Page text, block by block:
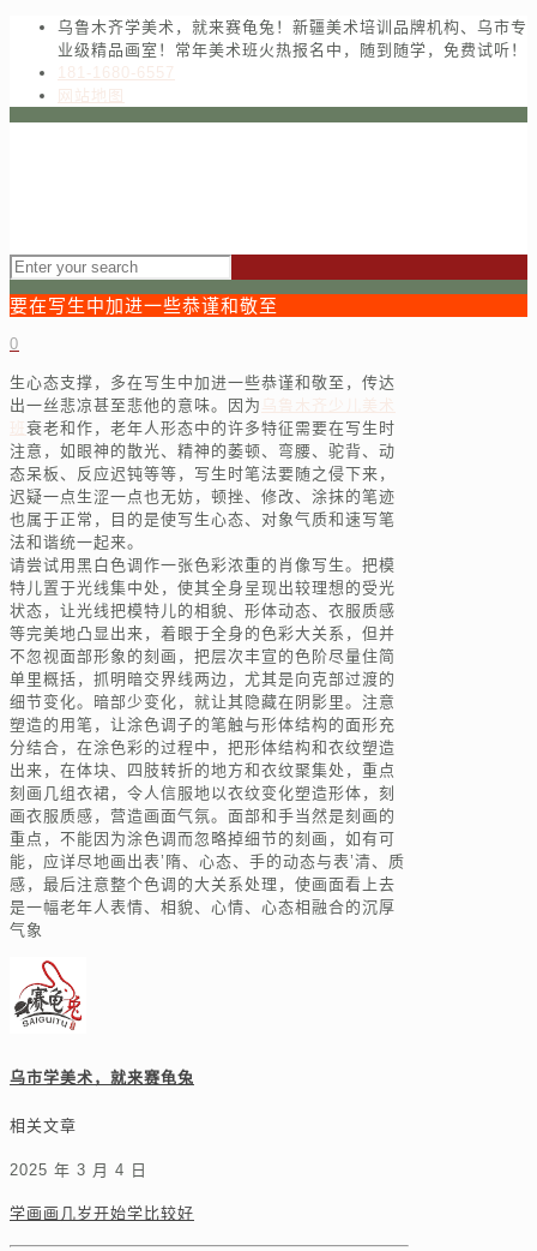
乌鲁木齐学美术，就来赛龟兔！新疆美术培训品牌机构、乌市专
业级精品画室！常年美术班火热报名中，随到随学，免费试听！
181-1680-6557
网站地图
要在写生中加进一些恭谨和敬至
0
生心态支撑，多在写生中加进一些恭谨和敬至，传达
出一丝悲凉甚至悲他的意味。因为 乌鲁木齐少儿美术
衰老和作，老年人形态中的许多特征需要在写生时
注意，如眼神的散光、精神的萎顿、弯腰、驼背、动
态呆板、反应迟钝等等，写生时笔法要随之侵下来，
迟疑一点生涩一点也无妨，顿挫、修改、涂抹的笔迹
也属于正常，目的是使写生心态、对象气质和速写笔
法和谐统一起来。
请尝试用黑白色调作一张色彩浓重的肖像写生。把模
特儿置于光线集中处，使其全身呈现出较理想的受光
状态，让光线把模特儿的相貌、形体动态、衣服质感
等完美地凸显出来，着眼于全身的色彩大关系，但并
不忽视面部形象的刻画，把层次丰宣的色阶尽量住简
单里概括，抓明暗交界线两边，尤其是向克部过渡的
细节变化。暗部少变化，就让其隐藏在阴影里。注意
塑造的用笔，让涂色调子的笔触与形体结构的面形充
分结合，在涂色彩的过程中，把形体结构和衣纹塑造
出来，在体块、四肢转折的地方和衣纹聚集处，重点
刻画几组衣裙，令人信服地以衣纹变化塑造形体，刻
画衣服质感，营造画面气氛。面部和手当然是刻画的
重点，不能因为涂色调而忽略掉细节的刻画，如有可
能，应详尽地画出表’隋、心态、手的动态与表’清、质
感，最后注意整个色调的大关系处理，使画面看上去
是一幅老年人表情、相貌、心情、心态相融合的沉厚
气象
乌市学美术，就来赛龟兔
相关文章
2025 年 3 月 4 日
学画画几岁开始学比较好